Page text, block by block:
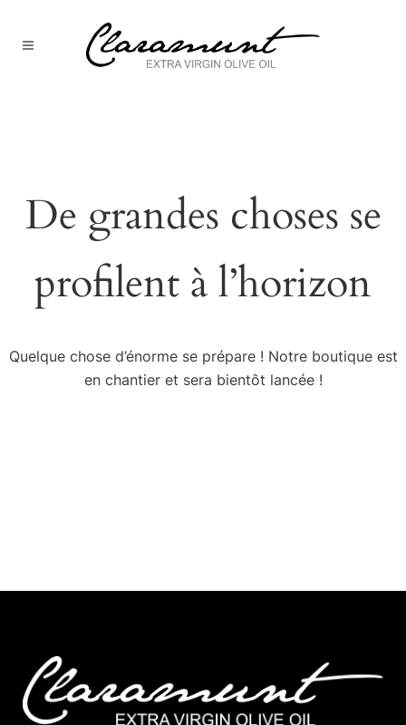
De grandes choses se
profilent à l’horizon
Quelque chose d’énorme se prépare ! Notre boutique est
en chantier et sera bientôt lancée !